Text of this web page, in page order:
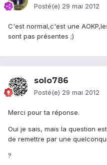
Posté(e) 29 mai 2012
C'est normal,c'est une
sont pas présentes ;)
solo786
Posté(e) 29 mai 2012
Merci pour ta réponse.
Oui je sais, mais la question
de remettre par une
?